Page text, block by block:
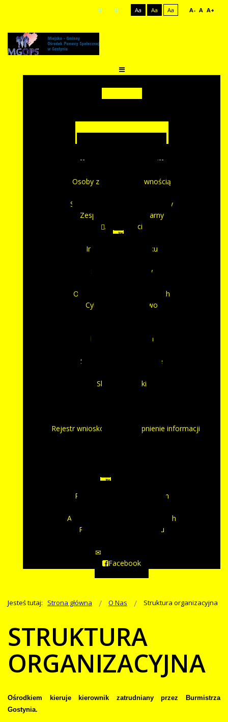
Aa Aa Aa A- A A+
---------------------------------
Osoby z niepełnosprawnością
Strategie - Programy - Projekty
Zespół Interdyscyplinarny
Aktualności
Informacje o ośrodku
Statut i regulaminy
Ochrona Danych Osobowych
Cyberbezpieczeństwo
Kontrola zarządcza
Sprawozdania finansowe
Skargi i wnioski
Rejestr wniosków o udostępnienie informacji
Plany zamówień publicznych
Archiwum zamówień publicznych
Praca w Naszym Ośrodku
Facebook
Jesteś tutaj: Strona główna O Nas Struktura organizacyjna
STRUKTURA
ORGANIZACYJNA
Ośrodkiem kieruje kierownik zatrudniany przez Burmistrza
Gostynia.